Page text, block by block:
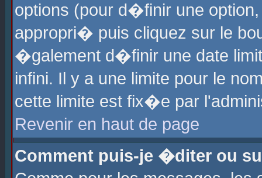
options (pour d�finir une
appropri� puis cliquez sur le
�galement d�finir une date
infini. Il y a une limite pour le
cette limite est fix�e par
Revenir en haut de page
Comment puis-je �diter ou